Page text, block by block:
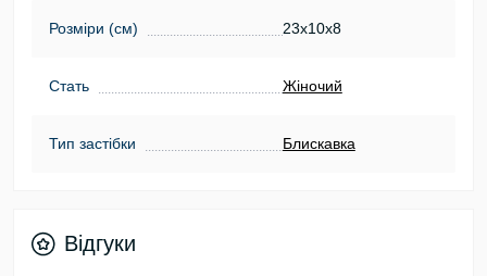
Розміри (см) 23х10х8
Стать Жіночий
Тип застібки Блискавка
Відгуки